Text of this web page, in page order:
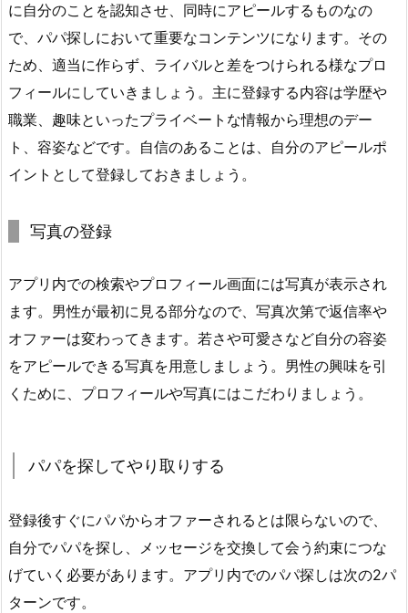
に自分のことを認知させ、同時にアピールするものなの
で、パパ探しにおいて重要なコンテンツになります。その
ため、適当に作らず、ライバルと差をつけられる様なプロ
フィールにしていきましょう。主に登録する内容は学歴や
職業、趣味といったプライベートな情報から理想のデー
ト、容姿などです。自信のあることは、自分のアピールポ
イントとして登録しておきましょう。
写真の登録
アプリ内での検索やプロフィール画面には写真が表示され
ます。男性が最初に見る部分なので、写真次第で返信率や
オファーは変わってきます。若さや可愛さなど自分の容姿
をアピールできる写真を用意しましょう。男性の興味を引
くために、プロフィールや写真にはこだわりましょう。
パパを探してやり取りする
登録後すぐにパパからオファーされるとは限らないので、
自分でパパを探し、メッセージを交換して会う約束につな
げていく必要があります。アプリ内でのパパ探しは次の2パ
ターンです。